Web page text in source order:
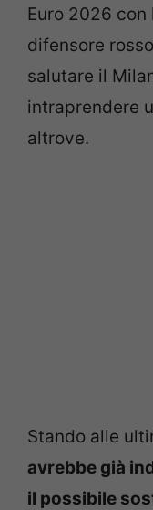
Euro 2026 con
difensore
salutare il
intraprendere
altrove.
Stando alle
avrebbe già
il possibile